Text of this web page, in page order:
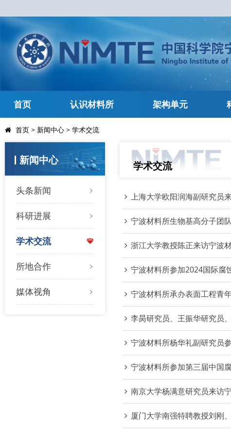
首页 认识材料所 架构单元
首页 > 新闻中心 > 学术交流
新闻中心
头条新闻
科研进展
学术交流
所地合作
媒体视角
学术交流
上海大学欧阳润海副研究员
宁波材料所生物基高分子团
浙江大学教授陈正来访宁波
宁波材料所参加2024国际腐
宁波材料所承办表面工程青
李昺研究员、王振华研究员
宁波材料所杨华礼副研究员
宁波材料所参加第三届中国
南京大学杨满意研究员来访
厦门大学南强特聘教授刘刚